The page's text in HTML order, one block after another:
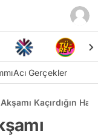
Acı Gerçekler
Kaçırdığın